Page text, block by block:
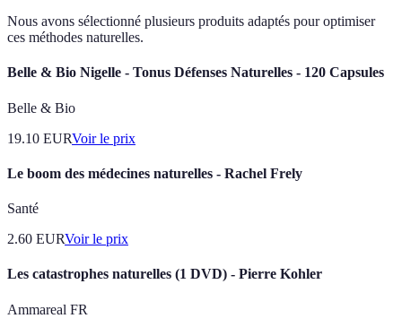
Nous avons sélectionné plusieurs produits adaptés pour optimiser
ces méthodes naturelles.
Belle & Bio Nigelle - Tonus Défenses Naturelles - 120 Capsules
Belle & Bio
19.10 EURVoir le prix
Le boom des médecines naturelles - Rachel Frely
Santé
2.60 EURVoir le prix
Les catastrophes naturelles (1 DVD) - Pierre Kohler
Ammareal FR